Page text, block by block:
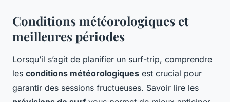
Conditions météorologiques et
meilleures périodes
Lorsqu’il s’agit de planifier un surf-trip, comprendre
les conditions météorologiques est crucial pour
garantir des sessions fructueuses. Savoir lire les